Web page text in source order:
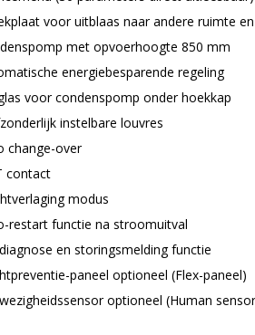
voor uitblaas naar andere ruimte
met opvoerhoogte 850 mm
energiebesparende regeling
voor condenspomp onder hoekkap
instelbare louvres
change-over
contact
modus
restart functie na stroomuitval
en storingsmelding functie
paneel optioneel (Flex-paneel)
optioneel (Human